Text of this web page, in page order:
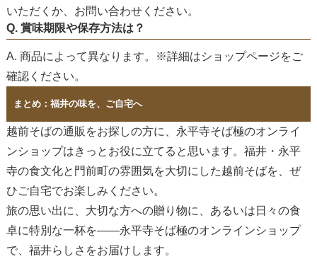
いただくか、お問い合わせください。
Q. 賞味期限や保存方法は？
A. 商品によって異なります。※詳細はショップページをご
確認ください。
まとめ：福井の味を、ご自宅へ
越前そばの通販をお探しの方に、永平寺そば極のオンライ
ンショップはきっとお役に立てると思います。福井・永平
寺の食文化と門前町の雰囲気を大切にした越前そばを、ぜ
ひご自宅でお楽しみください。
旅の思い出に、大切な方への贈り物に、あるいは日々の食
卓に特別な一杯を——永平寺そば極のオンラインショップ
で、福井らしさをお届けします。